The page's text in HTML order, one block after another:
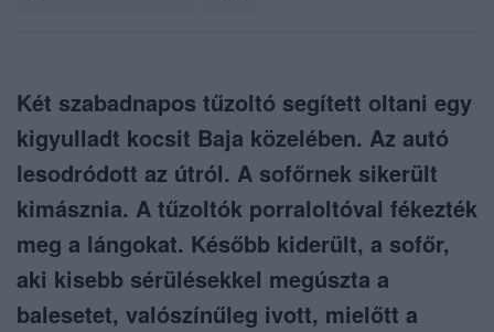
Két szabadnapos tűzoltó segített oltani egy
kigyulladt kocsit Baja közelében. Az autó
lesodródott az útról. A sofőrnek sikerült
kimásznia. A tűzoltók porraloltóval fékezték
meg a lángokat. Később kiderült, a sofőr,
aki kisebb sérülésekkel megúszta a
balesetet, valószínűleg ivott, mielőtt a